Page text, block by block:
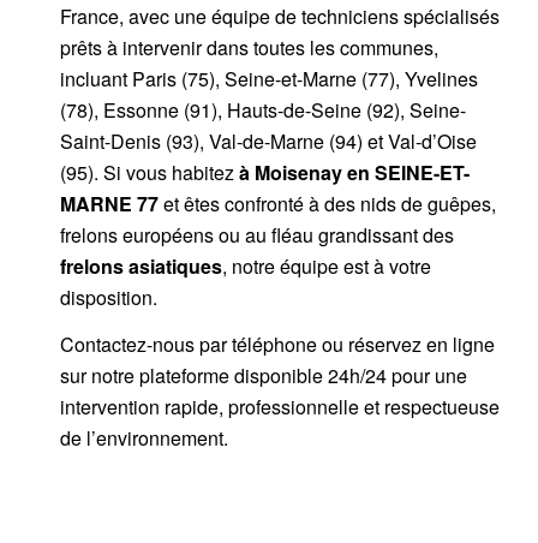
France, avec une équipe de techniciens spécialisés
prêts à intervenir dans toutes les communes,
incluant Paris (75), Seine-et-Marne (77), Yvelines
(78), Essonne (91), Hauts-de-Seine (92), Seine-
Saint-Denis (93), Val-de-Marne (94) et Val-d’Oise
(95). Si vous habitez à Moisenayen SEINE-ET-
MARNE 77et êtes confronté à des nids de guêpes,
frelons européens ou au fléau grandissant des
frelons asiatiques, notre équipe est à votre
disposition.
Contactez-nous partéléphoneou réservez en ligne
sur notre plateforme disponible 24h/24pour une
intervention rapide, professionnelle et respectueuse
de l’environnement.